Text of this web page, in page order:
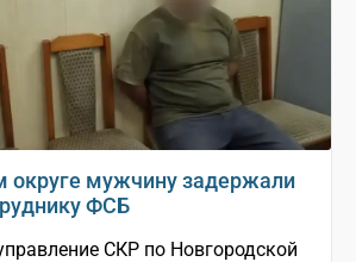
округе мужчину задержали
ФСБ
СКР по Новгородской